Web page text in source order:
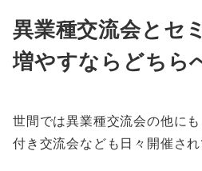
異業種交流会とセ
増やすならどちら
世間では異業種交流会の他に
付き交流会なども日々開催され